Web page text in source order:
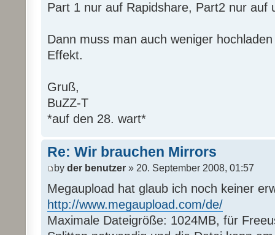
Part 1 nur auf Rapidshare, Part2 nur auf
Dann muss man auch weniger
Effekt.
Gruß,
BuZZ-T
*auf den 28. wart*
Re: Wir brauchen Mirrors
by der benutzer » 20. September 2008, 01:57
Megaupload hat glaub ich noch keiner
http://www.megaupload.com/de/
Maximale Dateigröße: 1024MB, für